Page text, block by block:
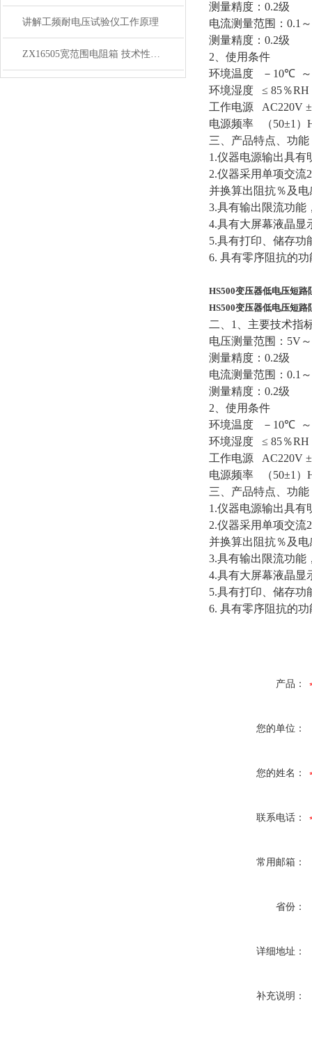
讲解工频耐电压试验仪工作原理
ZX16505宽范围电阻箱 技术性能你了解吗 看了就明白
测量精度： 0.2级
电流测量范围： 0.1 ～
测量精度： 0.2级
2 、使用条件
环境温度
－ 10℃
～
环境湿度 ≤ 85％RH
工作电源 AC220V
电源频率
（50±1 ）
三、 产品特点、功能
1.仪器电源输出具有
2.仪器采用单项交流
并换算出阻抗％及电
3.具有输出限流功能
4.具有大屏幕液晶显
5.具有打印、储存功
6. 具有零序阻抗的功
HS500变压器低电压短路
HS500变压器低电压短路
二、 1
、主要技术指
电压测量范围： 5V～
测量精度： 0.2级
电流测量范围： 0.1 ～
测量精度： 0.2级
2 、使用条件
环境温度
－ 10℃
～
环境湿度 ≤ 85％RH
工作电源 AC220V
电源频率
（50±1 ）
三、 产品特点、功能
1.仪器电源输出具有
2.仪器采用单项交流
并换算出阻抗％及电
3.具有输出限流功能
4.具有大屏幕液晶显
5.具有打印、储存功
6. 具有零序阻抗的功
产品：
您的单位：
您的姓名：
联系电话：
常用邮箱：
省份：
详细地址：
补充说明：